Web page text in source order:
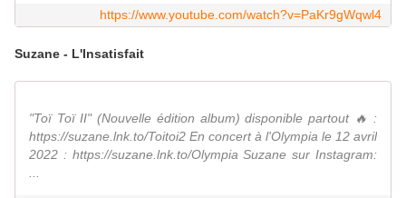
https://www.youtube.com/watch?v=PaKr9gWqwl4
Suzane - L'Insatisfait
"Toï Toï II" (Nouvelle édition album) disponible partout 🔥 :
https://suzane.lnk.to/Toitoi2 En concert à l'Olympia le 12 avril
2022 : https://suzane.lnk.to/Olympia Suzane sur Instagram: